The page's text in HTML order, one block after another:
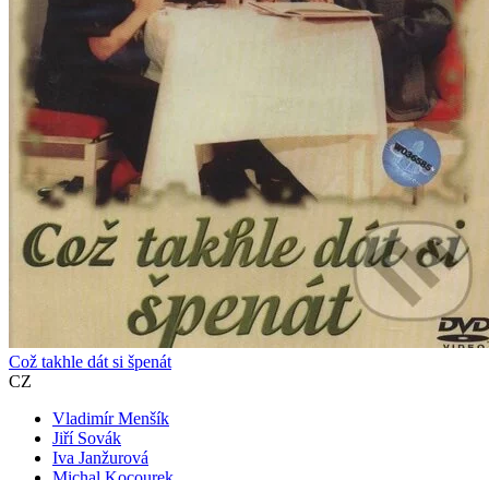
Což takhle dát si špenát
CZ
Vladimír Menšík
Jiří Sovák
Iva Janžurová